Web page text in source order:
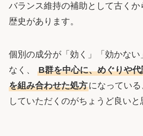
バランス維持の補助として古くか
歴史があります。
個別の成分が「効く」「効かない
なく、 B群を中心に、めぐりや
を組み合わせた処方になってい
していただくのがちょうど良いと